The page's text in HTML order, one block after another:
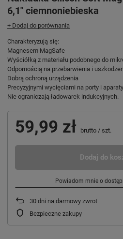
6,1" ciemnoniebieska
+ Dodaj do porównania
Charakteryzują się:
Magnesem MagSafe
Wyściółką z materiału podobnego do
Odpornością na przebarwienia i
Dobrą ochroną urządzenia
Precyzyjnymi wycięciami na porty i aparaty
Nie ograniczają ładowarek indukcyjnych.
59,99 zł brutto / szt.
Dodaj do
Powiadom mnie o
30 dni na darmowy zwrot
Bezpieczne zakupy